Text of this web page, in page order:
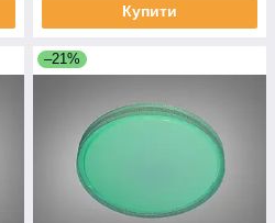
Купити
–21%